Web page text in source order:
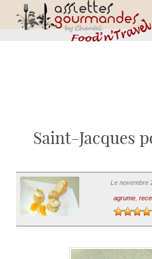
Saint-Jacques
Le novembre
agrume,